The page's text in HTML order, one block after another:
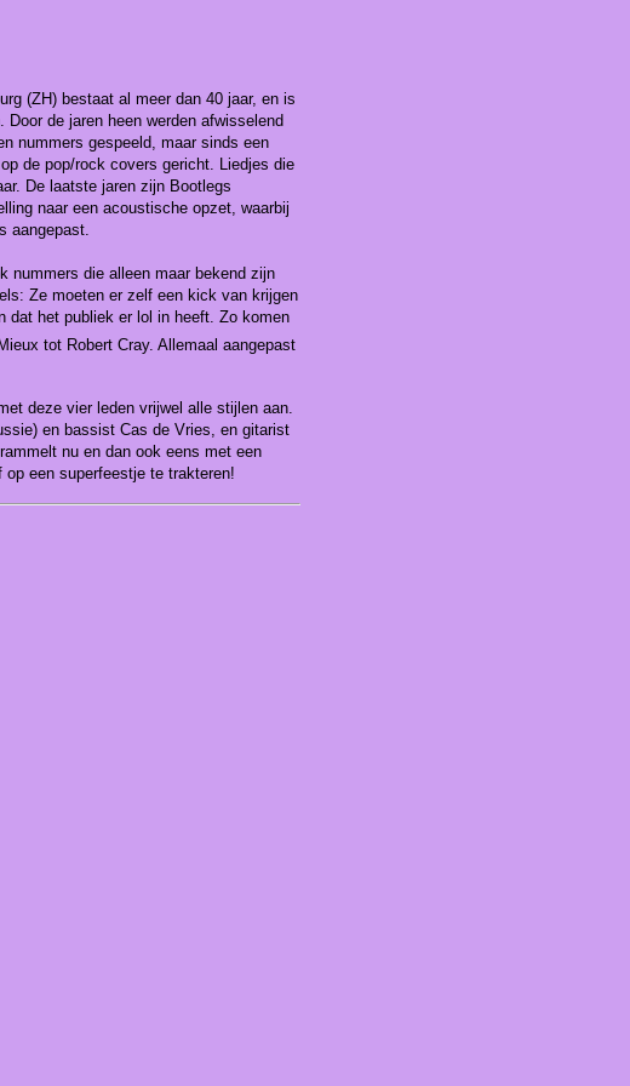
(ZH) bestaat al meer dan 40 jaar, en is
de jaren heen werden afwisselend
nummers gespeeld, maar sinds een
de pop/rock covers gericht. Liedjes die
De laatste jaren zijn Bootlegs
naar een acoustische opzet, waarbij
aangepast.
nummers die alleen maar bekend zijn
Ze moeten er zelf een kick van krijgen
dat het publiek er lol in heeft. Zo komen
tot Robert Cray. Allemaal aangepast
deze vier leden vrijwel alle stijlen aan.
en bassist Cas de Vries, en gitarist
nu en dan ook eens met een
een superfeestje te trakteren!